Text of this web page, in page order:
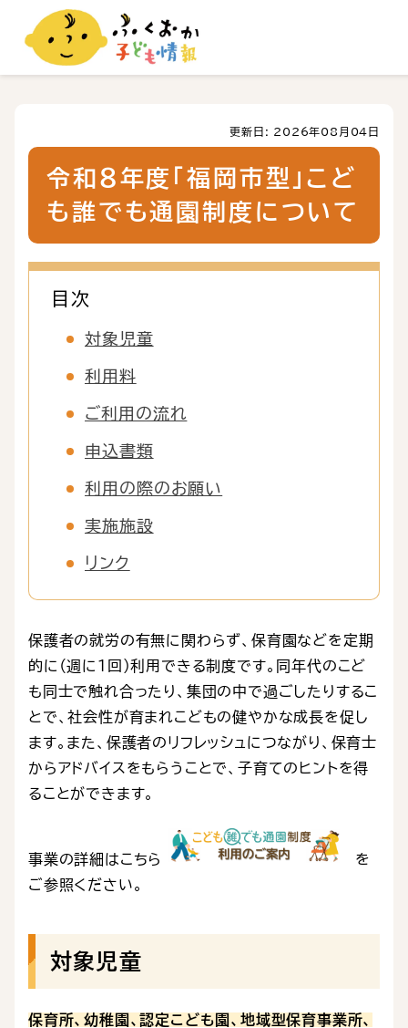
更新日: 2026年08月04日
令和８年度「福岡市型」こど
も誰でも通園制度について
目次
対象児童
利用料
ご利用の流れ
申込書類
利用の際のお願い
実施施設
リンク
保護者の就労の有無に関わらず、保育園などを定期
的に（週に1回）利用できる制度です。同年代のこど
も同士で触れ合ったり、集団の中で過ごしたりするこ
とで、社会性が育まれこどもの健やかな成長を促し
ます。また、保護者のリフレッシュにつながり、保育士
からアドバイスをもらうことで、子育てのヒントを得
ることができます。
事業の詳細はこちら
を
ご参照ください。
対象児童
保育所、幼稚園、認定こども園、地域型保育事業所、